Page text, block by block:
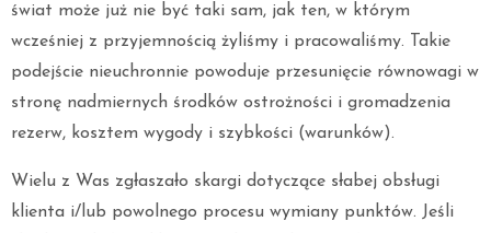
świat może już nie być taki sam, jak ten, w którym
wcześniej z przyjemnością żyliśmy i pracowaliśmy. Takie
podejście nieuchronnie powoduje przesunięcie równowagi w
stronę nadmiernych środków ostrożności i gromadzenia
rezerw, kosztem wygody i szybkości (warunków).
Wielu z Was zgłaszało skargi dotyczące słabej obsługi
klienta i/lub powolnego procesu wymiany punktów. Jeśli